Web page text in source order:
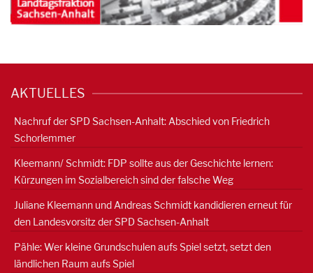
AKTUELLES
Nachruf der SPD Sachsen-Anhalt: Abschied von Friedrich
Schorlemmer
Kleemann/ Schmidt: FDP sollte aus der Geschichte lernen:
Kürzungen im Sozialbereich sind der falsche Weg
Juliane Kleemann und Andreas Schmidt kandidieren erneut für
den Landesvorsitz der SPD Sachsen-Anhalt
Pähle: Wer kleine Grundschulen aufs Spiel setzt, setzt den
ländlichen Raum aufs Spiel